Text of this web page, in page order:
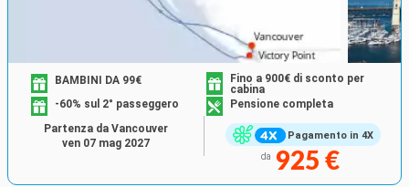
Pagamento in 4X
BAMBINI DA 99€
Fino a 900€ di sconto per
cabina
-60% sul 2° passeggero
Pensione completa
da 925 €
Partenza da Vancouver
ven 07 mag 2027